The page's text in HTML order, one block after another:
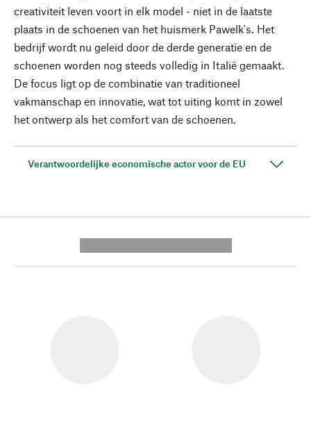
creativiteit leven voort in elk model - niet in de laatste
plaats in de schoenen van het huismerk Pawelk's. Het
bedrijf wordt nu geleid door de derde generatie en de
schoenen worden nog steeds volledig in Italië gemaakt.
De focus ligt op de combinatie van traditioneel
vakmanschap en innovatie, wat tot uiting komt in zowel
het ontwerp als het comfort van de schoenen.
Verantwoordelijke economische actor voor de EU